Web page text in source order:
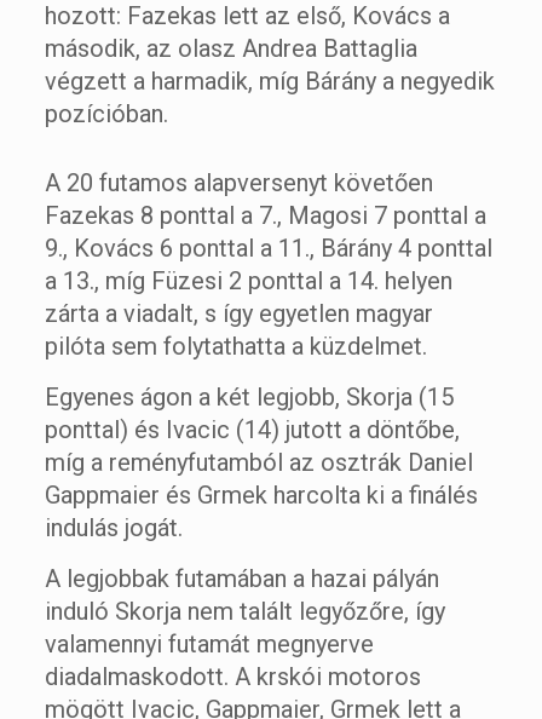
hozott: Fazekas lett az első, Kovács a
második, az olasz Andrea Battaglia
végzett a harmadik, míg Bárány a negyedik
pozícióban.
A 20 futamos alapversenyt követően
Fazekas 8 ponttal a 7., Magosi 7 ponttal a
9., Kovács 6 ponttal a 11., Bárány 4 ponttal
a 13., míg Füzesi 2 ponttal a 14. helyen
zárta a viadalt, s így egyetlen magyar
pilóta sem folytathatta a küzdelmet.
Egyenes ágon a két legjobb, Skorja (15
ponttal) és Ivacic (14) jutott a döntőbe,
míg a reményfutamból az osztrák Daniel
Gappmaier és Grmek harcolta ki a finálés
indulás jogát.
A legjobbak futamában a hazai pályán
induló Skorja nem talált legyőzőre, így
valamennyi futamát megnyerve
diadalmaskodott. A krskói motoros
mögött Ivacic, Gappmaier, Grmek lett a